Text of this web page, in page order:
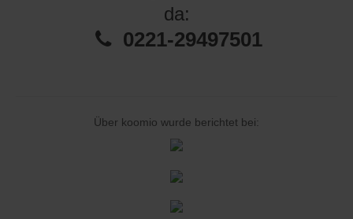
da:
0221-29497501
Über koomio wurde berichtet bei: